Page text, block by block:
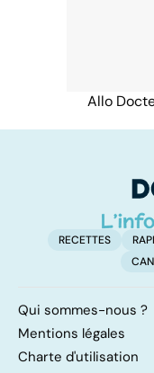
Allo
RECETTES
Qui sommes-nous ?
Mentions légales
Charte d'utilisation